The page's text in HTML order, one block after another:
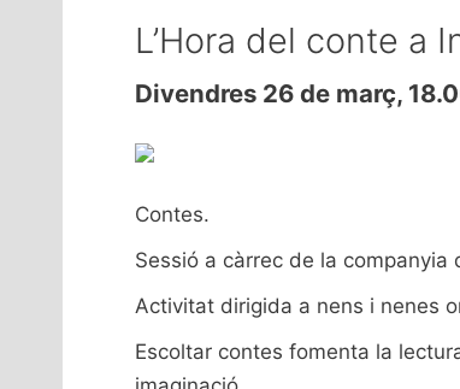
L’Hora del conte a
Divendres 26 de març,
Contes.
Sessió a càrrec de la
Activitat dirigida a nens i nenes
Escoltar contes fomenta la